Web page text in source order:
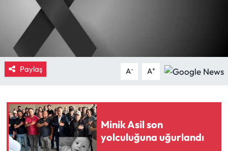
Paylaş A- A+
Minik Asil son
yolculuğuna uğurlandı
Ekonomi
Güncel
İskilip Haberleri
Kimdir?
Kültür Sanat